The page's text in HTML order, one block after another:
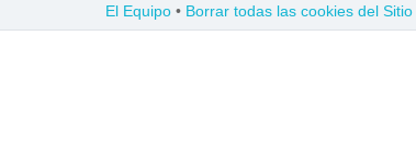
El Equipo • Borrar todas las cookies del Sitio